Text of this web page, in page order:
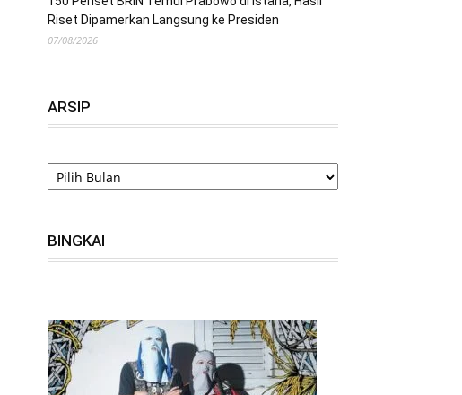
Riset Dipamerkan Langsung ke Presiden
07/08/2026
ARSIP
ARSIP
BINGKAI